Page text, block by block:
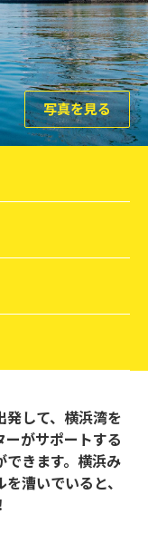
写真を見る
して、横浜湾を
がサポートする
きます。横浜み
漕いでいると、